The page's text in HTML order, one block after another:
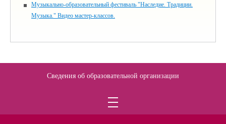
Музыкально-образовательный фестиваль "Наследие. Традиции.
Музыка." Видео мастер-классов.
Сведения об образовательной организации